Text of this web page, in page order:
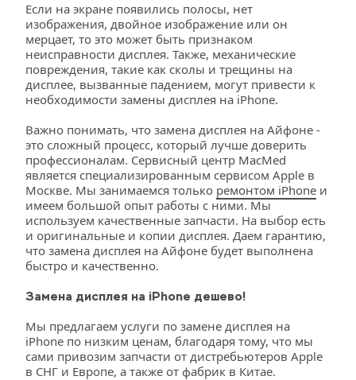
Если на экране появились полосы, нет
изображения, двойное изображение или он
мерцает, то это может быть признаком
неисправности дисплея. Также, механические
повреждения, такие как сколы и трещины на
дисплее, вызванные падением, могут привести к
необходимости замены дисплея на iPhone.
Важно понимать, что замена дисплея на Айфоне -
это сложный процесс, который лучше доверить
профессионалам. Cервисный центр MacMed
является специализированным сервисом Apple в
Москве. Мы занимаемся только ремонтом iPhone и
имеем большой опыт работы с ними. Мы
используем качественные запчасти. На выбор есть
и оригинальные и копии дисплея. Даем гарантию,
что замена дисплея на Айфоне будет выполнена
быстро и качественно.
Замена дисплея на iPhone дешево!
Мы предлагаем услуги по замене дисплея на
iPhone по низким ценам, благодаря тому, что мы
сами привозим запчасти от дистребьютеров Apple
в СНГ и Европе, а также от фабрик в Китае.